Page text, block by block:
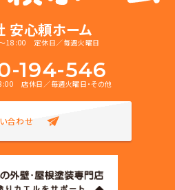
安心頼ホーム
18:00 定休日／毎週火曜日
194-546
店休日／毎週火曜日・その他
合わせ